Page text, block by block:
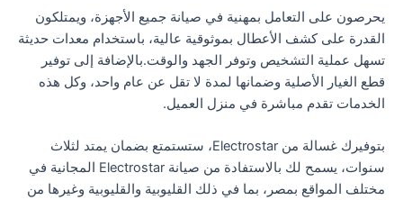
يحرصون على التعامل بمهنية في صيانة جميع الأجهزة، ويمتلكون
القدرة على كشف الأعطال بموثوقية عالية، باستخدام معدات حديثة
تسهل عملية التشخيص وتوفر الجهد والوقت.بالإضافة إلى توفير
قطع الغيار الأصلية وضمانها لمدة لا تقل عن عام واحد، وكل هذه
الخدمات تقدم مباشرة في منزل العميل.
بتوفيرك غسالة من Electrostar، ستستمتع بضمان يمتد لثلاث
سنوات، يسمح لك بالاستفادة من صيانة Electrostar المجانية في
مختلف المواقع بمصر، بما في ذلك القليوبية والقليوبية وغيرها من